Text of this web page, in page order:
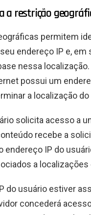
a restrição
permitem
endereço IP e,
nessa
possui um
a localização do
solicita acesso a
recebe a
endereço IP do
a
do usuário estiver
concederá